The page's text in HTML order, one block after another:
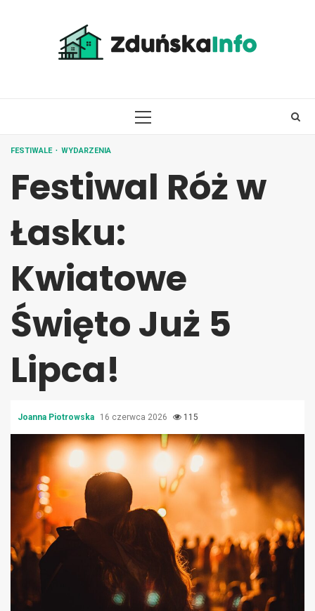
PRIMARY
FESTIWALE WYDARZENIA
Festiwal Róż w
Łasku:
Kwiatowe
Święto Już 5
Lipca!
Joanna Piotrowska 16 czerwca 2026 115